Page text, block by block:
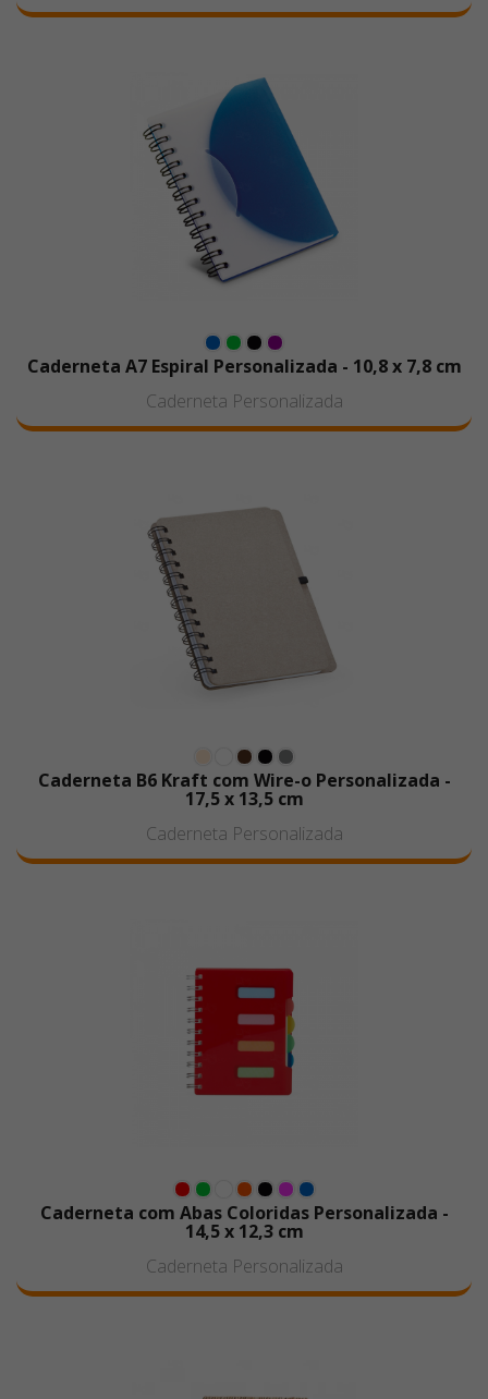
Caderneta A7 Espiral Personalizada - 10,8 x 7,8 cm
Caderneta Personalizada
Caderneta B6 Kraft com Wire-o Personalizada -
17,5 x 13,5 cm
Caderneta Personalizada
Caderneta com Abas Coloridas Personalizada -
14,5 x 12,3 cm
Caderneta Personalizada